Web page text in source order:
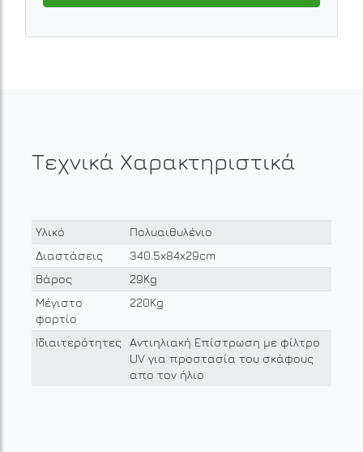
Τεχνικά Χαρακτηριστικά
Υλικό
Πολυαιθυλένιο
Διαστάσεις
340.5x84x29cm
Βάρος
29Kg
Μέγιστο
φορτίο
220Kg
Ιδιαιτερότητες
Αντιηλιακή Επίστρωση με φίλτρο
UV για προστασία του σκάφους
απο τον ήλιο